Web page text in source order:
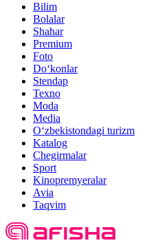
Bilim
Bolalar
Shahar
Premium
Foto
Do‘konlar
Stendap
Texno
Moda
Media
O‘zbekistondagi turizm
Katalog
Chegirmalar
Sport
Kinopremyeralar
Avia
Taqvim